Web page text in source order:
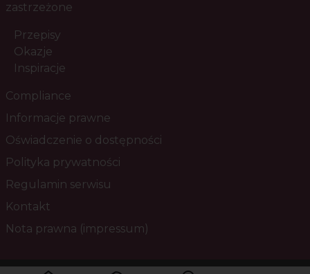
zastrzeżone
Przepisy
Okazje
Inspiracje
Compliance
Informacje prawne
Oświadczenie o dostępności
Polityka prywatności
Regulamin serwisu
Kontakt
Nota prawna (impressum)